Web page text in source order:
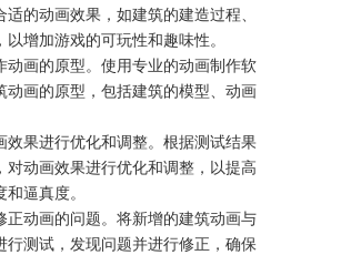
适的动画效果，如建筑的建造过程、
以增加游戏的可玩性和趣味性。
动画的原型。使用专业的动画制作软
动画的原型，包括建筑的模型、动画
效果进行优化和调整。根据测试结果
对动画效果进行优化和调整，以提高
逼真度。
正动画的问题。将新增的建筑动画与
行测试，发现问题并进行修正，确保